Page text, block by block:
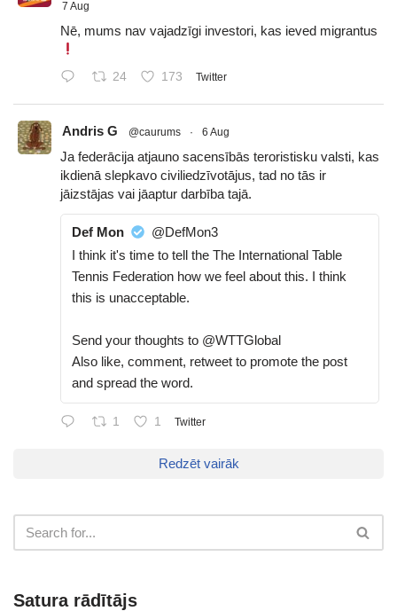
7 Aug
Nē, mums nav vajadzīgi investori, kas ieved migrantus
24 173 Twitter
Andris G @caurums · 6 Aug
Ja federācija atjauno sacensībās teroristisku valsti, kas
ikdienā slepkavo civiliedzīvotājus, tad no tās ir
jāizstājas vai jāaptur darbība tajā.
Def Mon
@DefMon3
I think it's time to tell the The International Table
Tennis Federation how we feel about this. I think
this is unacceptable.
Send your thoughts to @WTTGlobal
Also like, comment, retweet to promote the post
and spread the word.
1 1 Twitter
Redzēt vairāk
Satura rādītājs